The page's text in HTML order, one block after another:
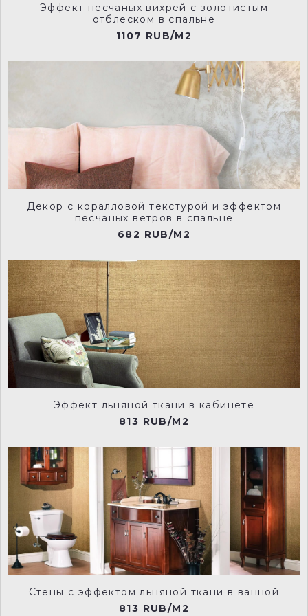
226-grey-teal-manu
228-lamp-black-manu
230-ceviche-manu
231-fescue-manu 232-cool-arbour-manu
233-serpentine-manu 234-grey-moss-manu
179-welcome-pale-manu 180-welcome-deep-manu
181-welcome-dark-manu 109-welcome-manu
Эффект песчаных вихрей с золотистым
отблеском в спальне
1107 RUB/M2
Декор с коралловой текстурой и эффектом
песчаных ветров в спальне
682 RUB/M2
Эффект льняной ткани в кабинете
813 RUB/M2
Стены с эффектом льняной ткани в ванной
813 RUB/M2